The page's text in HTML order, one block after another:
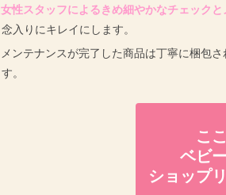
女性スタッフによるきめ細やかなチェックと
念入りにキレイにします。
メンテナンスが完了した商品は丁寧に梱包さ
す。
こ
ベビ
ショップ